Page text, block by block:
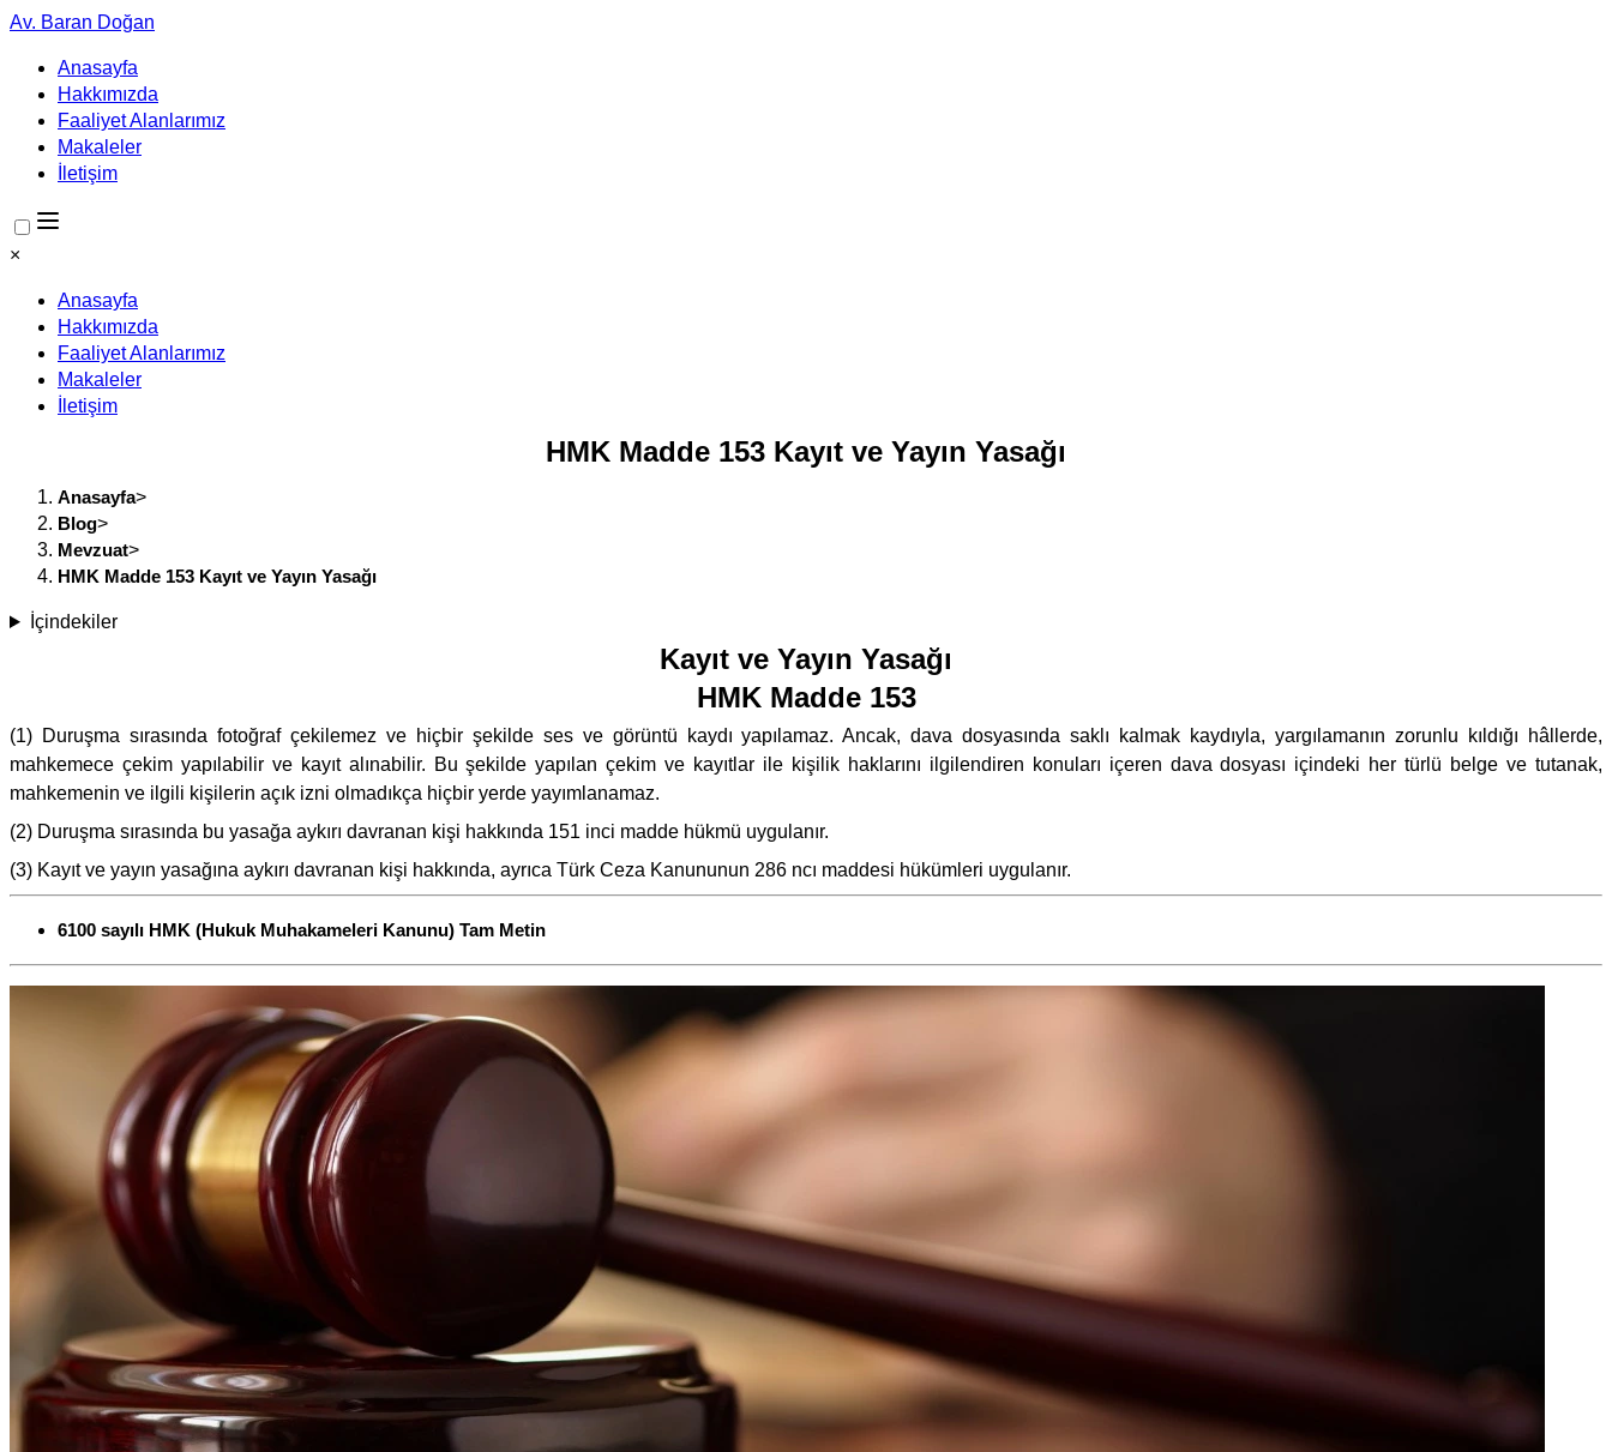
Av. Baran Doğan
Anasayfa
Hakkımızda
Faaliyet Alanlarımız
Makaleler
İletişim
×
Anasayfa
Hakkımızda
Faaliyet Alanlarımız
Makaleler
İletişim
HMK Madde 153 Kayıt ve Yayın Yasağı
Anasayfa>
Blog>
Mevzuat>
HMK Madde 153 Kayıt ve Yayın Yasağı
İçindekiler
Kayıt ve Yayın Yasağı
HMK Madde 153
(1) Duruşma sırasında fotoğraf çekilemez ve hiçbir şekilde ses ve görüntü kaydı yapılamaz. Ancak, dava dosyasında saklı kalmak kaydıyla, yargılamanın zorunlu kıldığı hâllerde,
mahkemece çekim yapılabilir ve kayıt alınabilir. Bu şekilde yapılan çekim ve kayıtlar ile kişilik haklarını ilgilendiren konuları içeren dava dosyası içindeki her türlü belge ve tutanak,
mahkemenin ve ilgili kişilerin açık izni olmadıkça hiçbir yerde yayımlanamaz.
(2) Duruşma sırasında bu yasağa aykırı davranan kişi hakkında 151 inci madde hükmü uygulanır.
(3) Kayıt ve yayın yasağına aykırı davranan kişi hakkında, ayrıca Türk Ceza Kanununun 286 ncı maddesi hükümleri uygulanır.
6100 sayılı HMK (Hukuk Muhakameleri Kanunu) Tam Metin